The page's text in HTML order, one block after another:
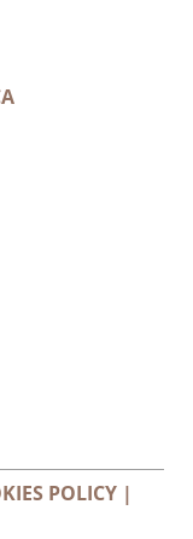
POLICY |